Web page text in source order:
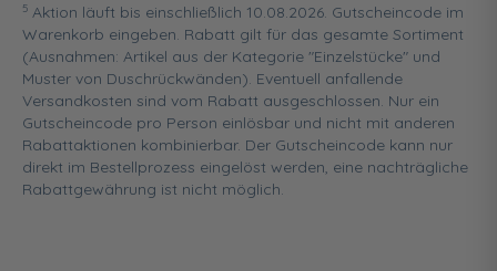
5 Aktion läuft bis einschließlich 10.08.2026. Gutscheincode im
Warenkorb eingeben. Rabatt gilt für das gesamte Sortiment
(Ausnahmen: Artikel aus der Kategorie "Einzelstücke" und
Muster von Duschrückwänden). Eventuell anfallende
Versandkosten sind vom Rabatt ausgeschlossen. Nur ein
Gutscheincode pro Person einlösbar und nicht mit anderen
Rabattaktionen kombinierbar. Der Gutscheincode kann nur
direkt im Bestellprozess eingelöst werden, eine nachträgliche
Rabattgewährung ist nicht möglich.